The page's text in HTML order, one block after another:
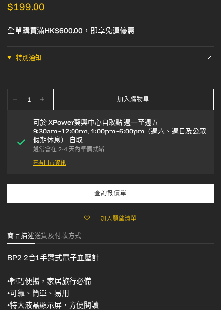
$199.00
全單購買滿HK$600.00，即享免運優惠
特別通知
加入購物車
可於XPower葵興中心自取點 週一至週五
9:30am~12:00nn, 1:00pm~6:00pm（週六、週日及公眾
假期休息）
自取
通常會在 2-4 天內準備就緒
查看門市資訊
查詢報價單
加入願望清單
商品描述送貨及付款方式
BP2 2合1手臂式電子血壓計
•輕巧便攜，家居旅行必備
•可靠、簡單、易用
•特大液晶顯示屏，方便閱讀